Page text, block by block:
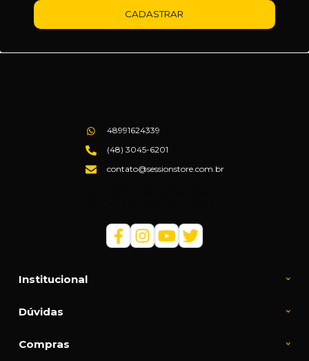
CADASTRAR
Institucional
Dúvidas
Compras
48991624339
(48) 3045-6201
contato@sessionstore.com.br